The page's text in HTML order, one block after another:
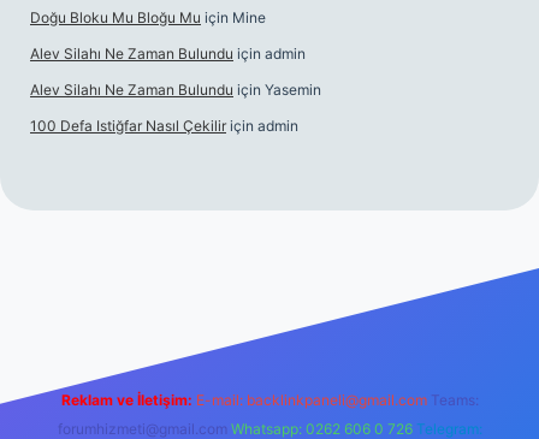
Doğu Bloku Mu Bloğu Mu için Mine
Alev Silahı Ne Zaman Bulundu için admin
Alev Silahı Ne Zaman Bulundu için Yasemin
100 Defa Istiğfar Nasıl Çekilir için admin
Reklam ve İletişim: E-mail: backlinkpaneli@gmail.com Teams:
forumhizmeti@gmail.com Whatsapp: 0262 606 0 726 Telegram: